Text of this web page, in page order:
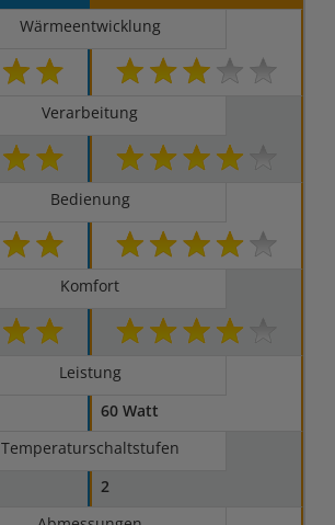
Wärmeentwicklung
Verarbeitung
Bedienung
Komfort
Leistung
60 Watt
Temperaturschaltstufen
2